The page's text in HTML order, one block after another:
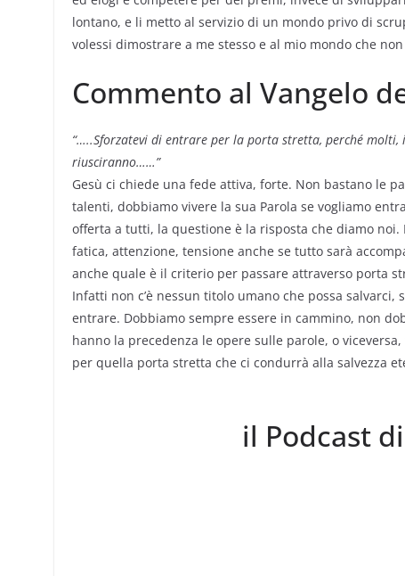
lontano, e li metto al servizio di un mondo privo di
volessi dimostrare a me stesso e al mio mondo che
Commento al Vangelo
“…..Sforzatevi di entrare per la porta stretta, perché molti,
riusciranno……”
Gesù ci chiede una fede attiva, forte. Non bastano le
talenti, dobbiamo vivere la sua Parola se vogliamo
offerta a tutti, la questione è la risposta che diamo
fatica, attenzione, tensione anche se tutto sarà
anche quale è il criterio per passare attraverso porta
Infatti non c’è nessun titolo umano che possa
entrare. Dobbiamo sempre essere in cammino, non
hanno la precedenza le opere sulle parole, o
per quella porta stretta che ci condurrà alla salvezza
il Podcast